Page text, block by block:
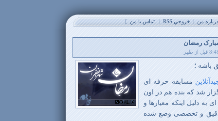
من|خروجي RSS |تماس با من]
رمضان
باشه ؛
مسابقه حرفه ای
شد که بنده هم در اون
دلیل اینکه معیارها و
و تخصصی وضع شده